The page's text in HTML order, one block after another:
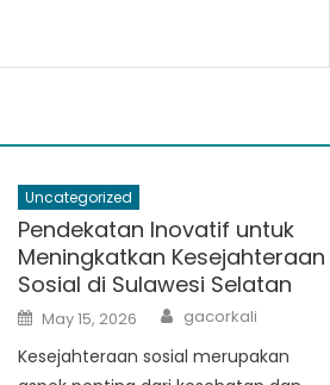
Uncategorized
Pendekatan Inovatif untuk
Meningkatkan Kesejahteraan
Sosial di Sulawesi Selatan
Posted
on
May 15, 2026 Author
gacorkali
Kesejahteraan sosial merupakan